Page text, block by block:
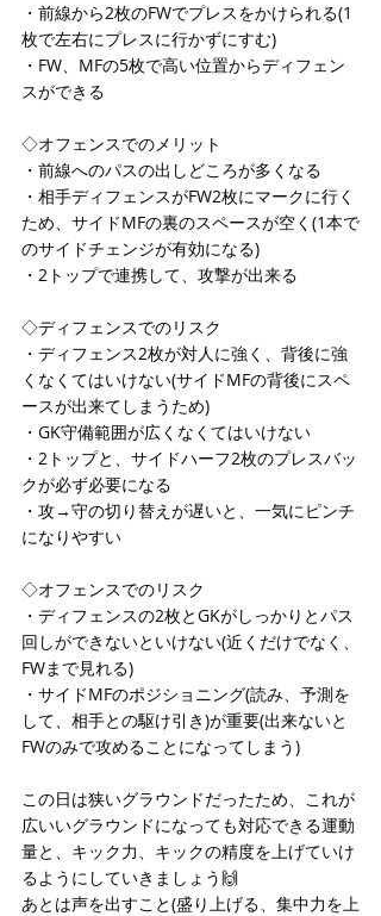
・前線から2枚のFWでプレスをかけられる(1
枚で左右にプレスに行かずにすむ)
・FW、MFの5枚で高い位置からディフェン
スができる
◇オフェンスでのメリット
・前線へのパスの出しどころが多くなる
・相手ディフェンスがFW2枚にマークに行く
ため、サイドMFの裏のスペースが空く(1本で
のサイドチェンジが有効になる)
・2トップで連携して、攻撃が出来る
◇ディフェンスでのリスク
・ディフェンス2枚が対人に強く、背後に強
くなくてはいけない(サイドMFの背後にスペ
ースが出来てしまうため)
・GK守備範囲が広くなくてはいけない
・2トップと、サイドハーフ2枚のプレスバッ
クが必ず必要になる
・攻→守の切り替えが遅いと、一気にピンチ
になりやすい
◇オフェンスでのリスク
・ディフェンスの2枚とGKがしっかりとパス
回しができないといけない(近くだけでなく、
FWまで見れる)
・サイドMFのポジショニング(読み、予測を
して、相手との駆け引き)が重要(出来ないと
FWのみで攻めることになってしまう)
この日は狭いグラウンドだったため、これが
広いいグラウンドになっても対応できる運動
量と、キック力、キックの精度を上げていけ
るようにしていきましょう🙌
あとは声を出すこと(盛り上げる、集中力を上